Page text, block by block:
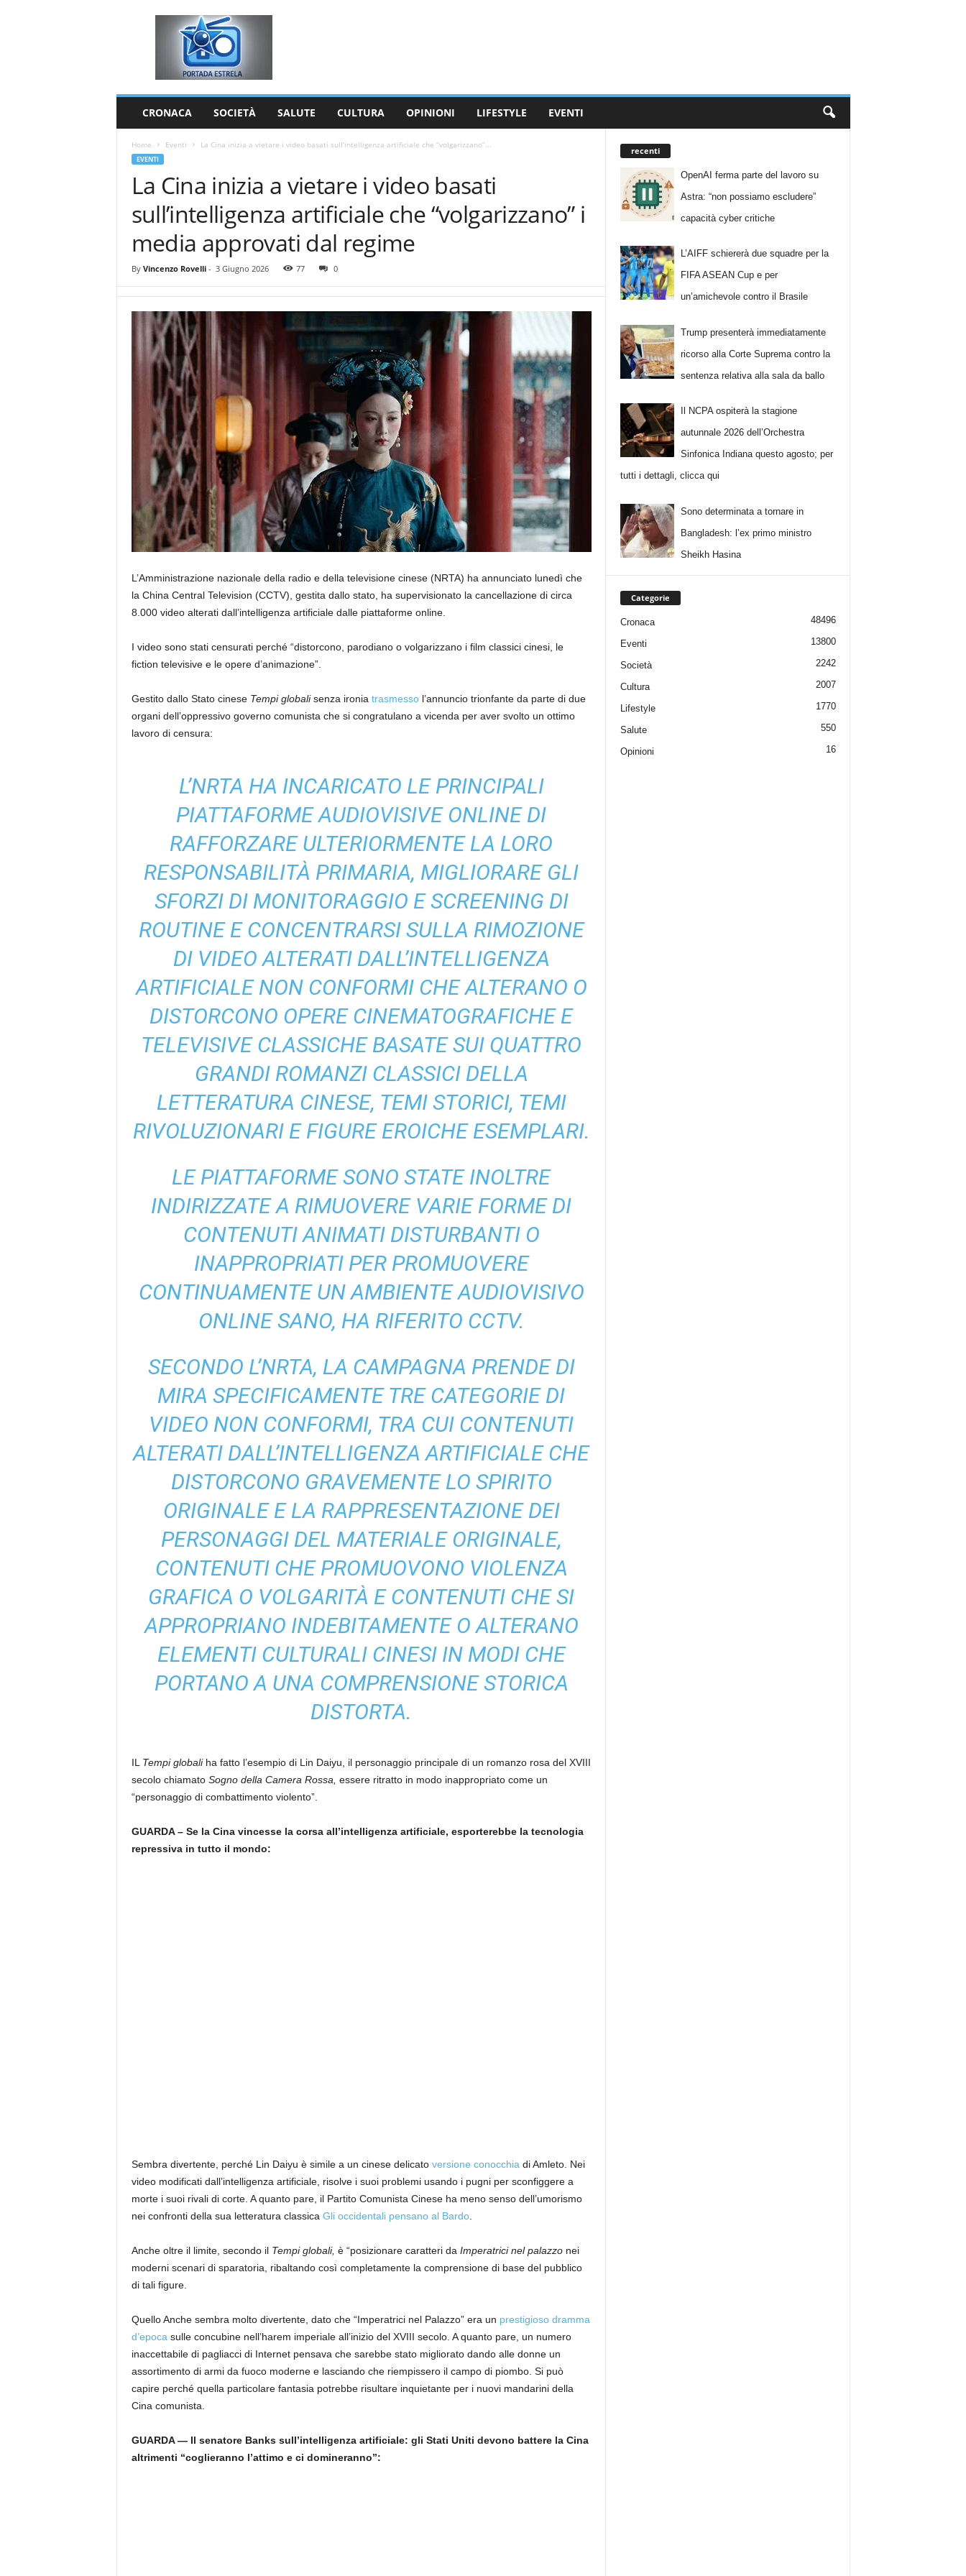
CRONACA SOCIETÀ SALUTE CULTURA OPINIONI LIFESTYLE EVENTI
Home Eventi La Cina inizia a vietare i video basati sull’intelligenza artificiale che “volgarizzano”...
EVENTI
La Cina inizia a vietare i video basati
sull’intelligenza artificiale che “volgarizzano” i
media approvati dal regime
By Vincenzo Rovelli- 3 Giugno 2026 77 0
L’Amministrazione nazionale della radio e della televisione cinese (NRTA) ha annunciato lunedì che
la China Central Television (CCTV), gestita dallo stato, ha supervisionato la cancellazione di circa
8.000 video alterati dall’intelligenza artificiale dalle piattaforme online.
I video sono stati censurati perché “distorcono, parodiano o volgarizzano i film classici cinesi, le
fiction televisive e le opere d’animazione”.
Gestito dallo Stato cinese Tempi globalisenza ironia trasmessol’annuncio trionfante da parte di due
organi dell’oppressivo governo comunista che si congratulano a vicenda per aver svolto un ottimo
lavoro di censura:
L’NRTA HA INCARICATO LE PRINCIPALI
PIATTAFORME AUDIOVISIVE ONLINE DI
RAFFORZARE ULTERIORMENTE LA LORO
RESPONSABILITÀ PRIMARIA, MIGLIORARE GLI
SFORZI DI MONITORAGGIO E SCREENING DI
ROUTINE E CONCENTRARSI SULLA RIMOZIONE
DI VIDEO ALTERATI DALL’INTELLIGENZA
ARTIFICIALE NON CONFORMI CHE ALTERANO O
DISTORCONO OPERE CINEMATOGRAFICHE E
TELEVISIVE CLASSICHE BASATE SUI QUATTRO
GRANDI ROMANZI CLASSICI DELLA
LETTERATURA CINESE, TEMI STORICI, TEMI
RIVOLUZIONARI E FIGURE EROICHE ESEMPLARI.
LE PIATTAFORME SONO STATE INOLTRE
INDIRIZZATE A RIMUOVERE VARIE FORME DI
CONTENUTI ANIMATI DISTURBANTI O
INAPPROPRIATI PER PROMUOVERE
CONTINUAMENTE UN AMBIENTE AUDIOVISIVO
ONLINE SANO, HA RIFERITO CCTV.
SECONDO L’NRTA, LA CAMPAGNA PRENDE DI
MIRA SPECIFICAMENTE TRE CATEGORIE DI
VIDEO NON CONFORMI, TRA CUI CONTENUTI
ALTERATI DALL’INTELLIGENZA ARTIFICIALE CHE
DISTORCONO GRAVEMENTE LO SPIRITO
ORIGINALE E LA RAPPRESENTAZIONE DEI
PERSONAGGI DEL MATERIALE ORIGINALE,
CONTENUTI CHE PROMUOVONO VIOLENZA
GRAFICA O VOLGARITÀ E CONTENUTI CHE SI
APPROPRIANO INDEBITAMENTE O ALTERANO
ELEMENTI CULTURALI CINESI IN MODI CHE
PORTANO A UNA COMPRENSIONE STORICA
DISTORTA.
IL Tempi globali ha fatto l’esempio di Lin Daiyu, il personaggio principale di un romanzo rosa del XVIII
secolo chiamato Sogno della Camera Rossa, essere ritratto in modo inappropriato come un
“personaggio di combattimento violento”.
GUARDA – Se la Cina vincesse la corsa all’intelligenza artificiale, esporterebbe la tecnologia
repressiva in tutto il mondo:
Sembra divertente, perché Lin Daiyu è simile a un cinese delicato versione conocchia di Amleto. Nei
video modificati dall’intelligenza artificiale, risolve i suoi problemi usando i pugni per sconfiggere a
morte i suoi rivali di corte. A quanto pare, il Partito Comunista Cinese ha meno senso dell’umorismo
nei confronti della sua letteratura classica Gli occidentali pensano al Bardo.
Anche oltre il limite, secondo il Tempi globali, è “posizionare caratteri da Imperatrici nel palazzonei
moderni scenari di sparatoria, ribaltando così completamente la comprensione di base del pubblico
di tali figure.
QuelloAnche sembra molto divertente, dato che “Imperatrici nel Palazzo” era un prestigioso dramma
d’epoca sulle concubine nell’harem imperiale all’inizio del XVIII secolo. A quanto pare, un numero
inaccettabile di pagliacci di Internet pensava che sarebbe stato migliorato dando alle donne un
assortimento di armi da fuoco moderne e lasciando che riempissero il campo di piombo. Si può
capire perché quella particolare fantasia potrebbe risultare inquietante per i nuovi mandarini della
Cina comunista.
GUARDA — Il senatore Banks sull’intelligenza artificiale: gli Stati Uniti devono battere la Cina
altrimenti “coglieranno l’attimo e ci domineranno”:
recenti
OpenAI ferma parte del lavoro su
Astra: “non possiamo escludere”
capacità cyber critiche
L’AIFF schiererà due squadre per la
FIFA ASEAN Cup e per
un’amichevole contro il Brasile
Trump presenterà immediatamente
ricorso alla Corte Suprema contro la
sentenza relativa alla sala da ballo
Il NCPA ospiterà la stagione
autunnale 2026 dell’Orchestra
Sinfonica Indiana questo agosto; per
tutti i dettagli, clicca qui
Sono determinata a tornare in
Bangladesh: l’ex primo ministro
Sheikh Hasina
Categorie
Cronaca 48496
Eventi 13800
Società 2242
Cultura 2007
Lifestyle 1770
Salute 550
Opinioni 16